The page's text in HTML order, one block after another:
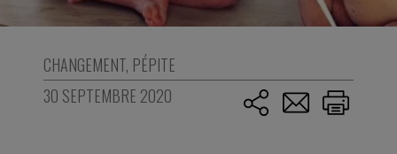
CHANGEMENT, PÉPITE
30 SEPTEMBRE 2020